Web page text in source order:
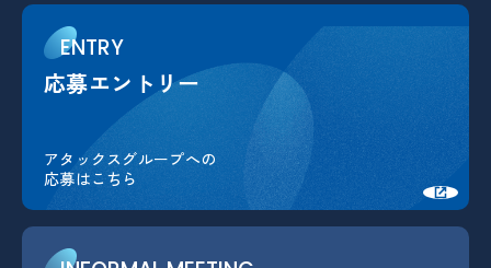
ENTRY
応募エントリー
応募エントリー
アタックスグループへの
応募はこちら